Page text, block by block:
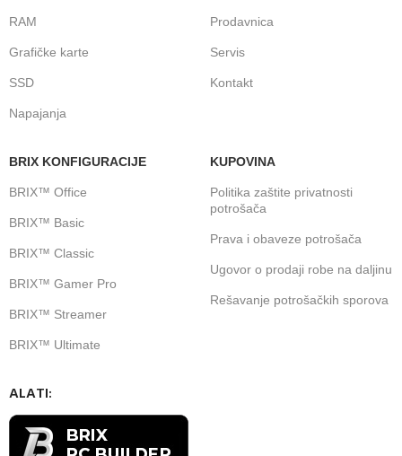
RAM
Grafičke karte
SSD
Napajanja
Prodavnica
Servis
Kontakt
BRIX KONFIGURACIJE
BRIX™ Office
BRIX™ Basic
BRIX™ Classic
BRIX™ Gamer Pro
BRIX™ Streamer
BRIX™ Ultimate
KUPOVINA
Politika zaštite privatnosti
potrošača
Prava i obaveze potrošača
Ugovor o prodaji robe na daljinu
Rešavanje potrošačkih sporova
ALATI: